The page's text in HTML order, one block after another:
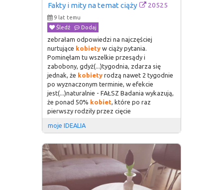
Fakty i mity na temat ciąży 20525
9 lat temu
Śledź
Dodaj
zebrałam odpowiedzi na najczęściej
nurtujące kobiety w ciąży pytania.
Pominęłam tu wszelkie przesądy i
zabobony, gdyż(...)tygodnia, zdarza się
jednak, że kobiety rodzą nawet 2 tygodnie
po wyznaczonym terminie, w efekcie
jest(...)naturalnie - FAŁSZ Badania wykazują,
że ponad 50% kobiet, które po raz
pierwszy rodziły przez cięcie
moje IDEALIA